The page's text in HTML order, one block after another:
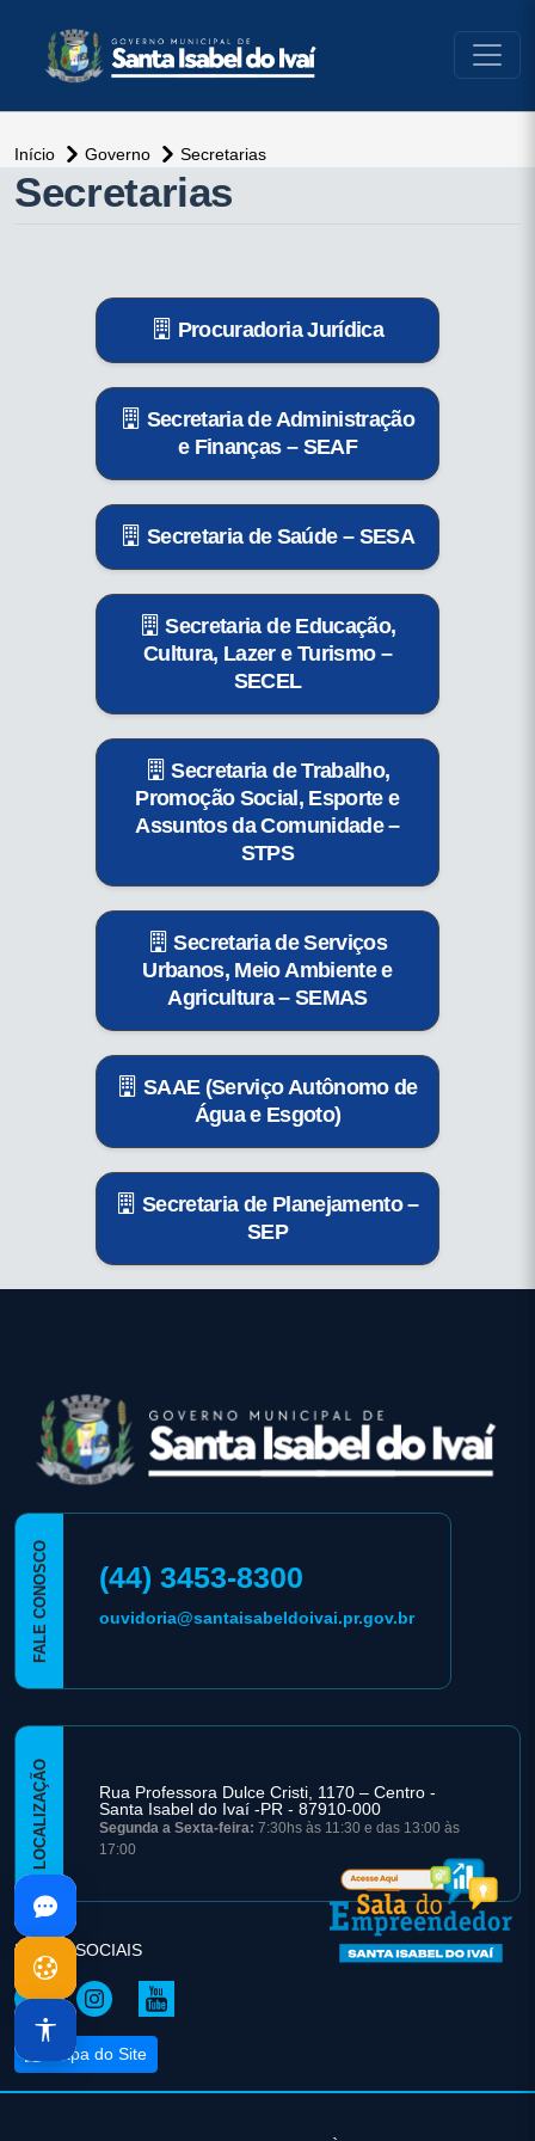
Início Governo Secretarias
Secretarias
Procuradoria Jurídica
Secretaria de Administração
e Finanças – SEAF
Secretaria de Saúde – SESA
Secretaria de Educação,
Cultura, Lazer e Turismo –
SECEL
Secretaria de Trabalho,
Promoção Social, Esporte e
Assuntos da Comunidade –
STPS
Secretaria de Serviços
Urbanos, Meio Ambiente e
Agricultura – SEMAS
SAAE (Serviço Autônomo de
Água e Esgoto)
Secretaria de Planejamento –
SEP
FALE CONOSCO (44) 3453-8300
ouvidoria@santaisabeldoivai.pr.gov.br
LOCALIZAÇÃO
Rua Professora Dulce Cristi, 1170 – Centro -
Santa Isabel do Ivaí -PR - 87910-000
Segunda a Sexta-feira: 7:30hs às 11:30 e das 13:00 às
17:00
REDES SOCIAIS
Mapa do Site